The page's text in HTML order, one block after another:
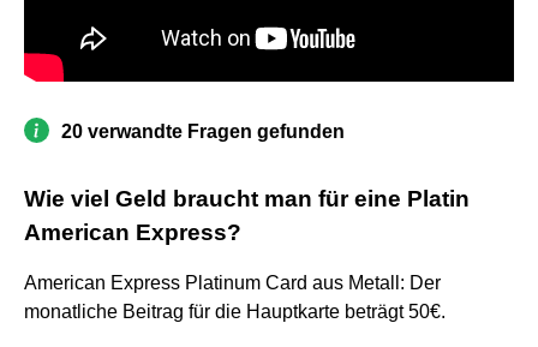
20 verwandte Fragen gefunden
Wie viel Geld braucht man für eine Platin
American Express?
American Express Platinum Card aus Metall: Der
monatliche Beitrag für die Hauptkarte beträgt 50€.